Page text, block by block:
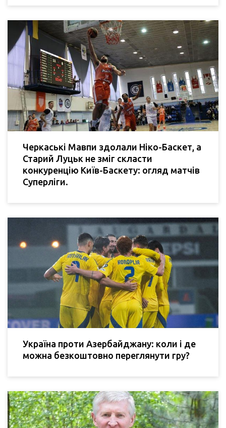
Черкаські Мавпи здолали Ніко-Баскет, а
Старий Луцьк не зміг скласти
конкуренцію Київ-Баскету: огляд матчів
Суперліги.
Україна проти Азербайджану: коли і де
можна безкоштовно переглянути гру?